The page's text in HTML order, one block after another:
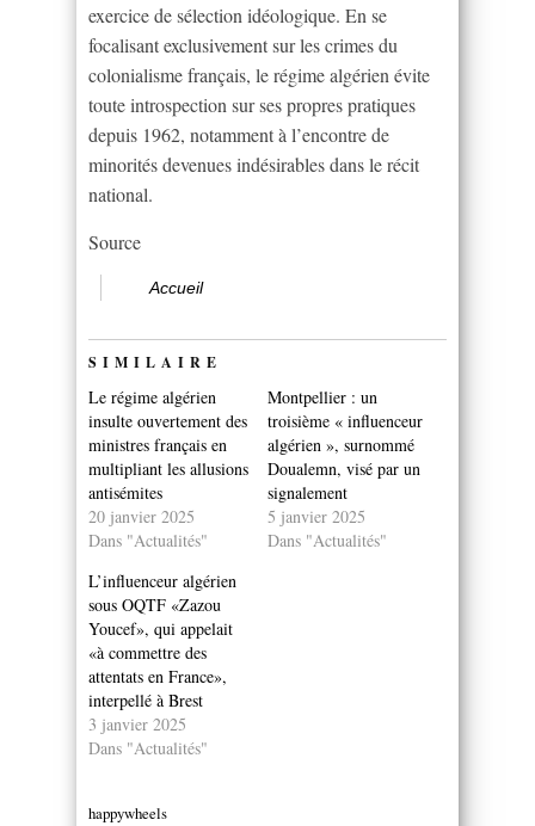
exercice de sélection idéologique. En se
focalisant exclusivement sur les crimes du
colonialisme français, le régime algérien évite
toute introspection sur ses propres pratiques
depuis 1962, notamment à l’encontre de
minorités devenues indésirables dans le récit
national.
Source
Accueil
SIMILAIRE
Le régime algérien
insulte ouvertement des
ministres français en
multipliant les allusions
antisémites
20 janvier 2025
Dans "Actualités"
Montpellier : un
troisième « influenceur
algérien », surnommé
Doualemn, visé par un
signalement
5 janvier 2025
Dans "Actualités"
L’influenceur algérien
sous OQTF «Zazou
Youcef», qui appelait
«à commettre des
attentats en France»,
interpellé à Brest
3 janvier 2025
Dans "Actualités"
happywheels